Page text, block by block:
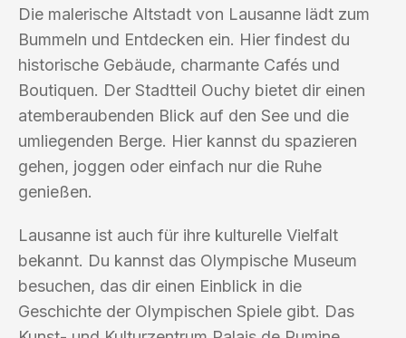
Die malerische Altstadt von Lausanne lädt zum
Bummeln und Entdecken ein. Hier findest du
historische Gebäude, charmante Cafés und
Boutiquen. Der Stadtteil Ouchy bietet dir einen
atemberaubenden Blick auf den See und die
umliegenden Berge. Hier kannst du spazieren
gehen, joggen oder einfach nur die Ruhe
genießen.
Lausanne ist auch für ihre kulturelle Vielfalt
bekannt. Du kannst das Olympische Museum
besuchen, das dir einen Einblick in die
Geschichte der Olympischen Spiele gibt. Das